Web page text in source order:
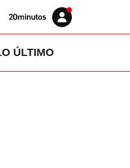
Volver
Iniciar
sesión
ÚLTIMO